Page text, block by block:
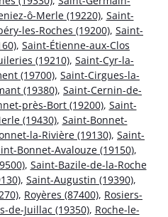
ô-Merle (19220), Saint-
les-Roches (19200), Saint-
, Saint-Étienne-aux-Clos
(19210), Saint-Cyr-la-
(19700), Saint-Cirgues-la-
(19380), Saint-Cernin-de-
près-Bort (19200), Saint-
(19430), Saint-Bonnet-
la-Rivière (19130), Saint-
Bonnet-Avalouze (19150),
, Saint-Bazile-de-la-Roche
, Saint-Augustin (19390),
, Royères (87400), Rosiers-
de-Juillac (19350), Roche-le-